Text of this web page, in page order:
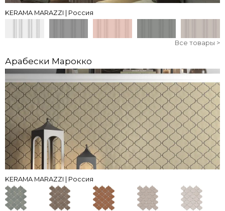
KERAMA MARAZZI | Россия
Все товары >
Арабески Марокко
KERAMA MARAZZI | Россия